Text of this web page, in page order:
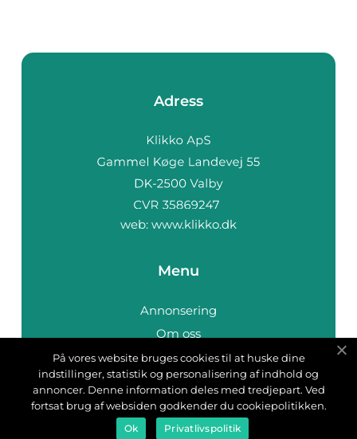
Adress
web: www.klikko.dk
Menu
Annonsering
Om oss
Cookies
Kontakta oss
Sitemap
På vores website bruges cookies til at huske dine
indstillinger, statistik og personalisering af indhold og
annoncer. Denne information deles med tredjepart. Ved
fortsat brug af websiden godkender du cookiepolitikken.
Ok Privatlivspolitik